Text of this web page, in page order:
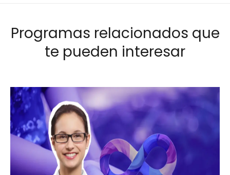
Programas relacionados que
te pueden interesar